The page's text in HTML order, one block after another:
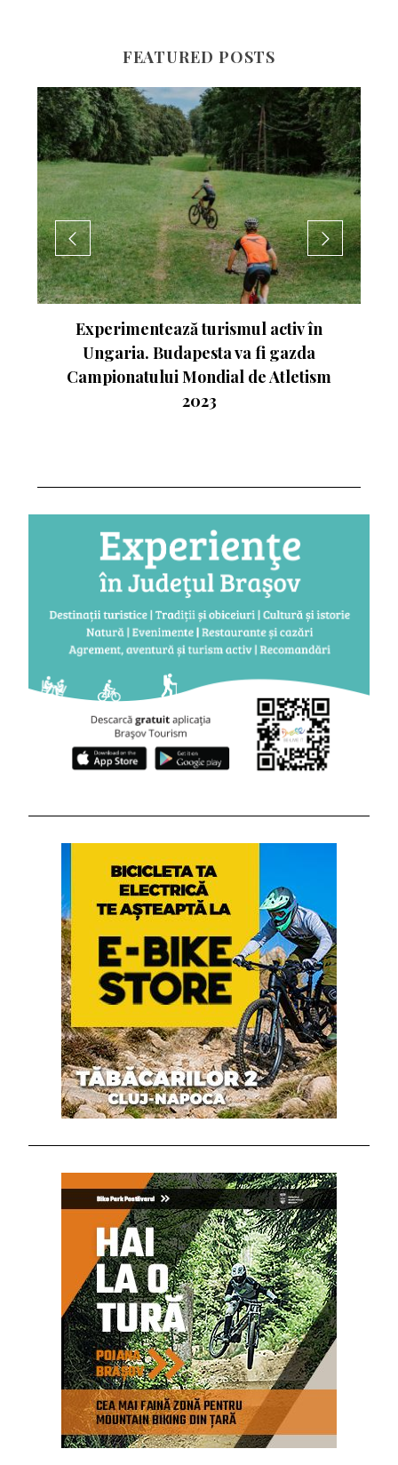
FEATURED POSTS
Experimentează turismul activ în
Ungaria. Budapesta va fi gazda
Campionatului Mondial de Atletism
2023